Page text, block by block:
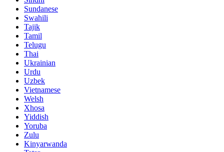
Sundanese
Swahili
Tajik
Tamil
Telugu
Thai
Ukrainian
Urdu
Uzbek
Vietnamese
Welsh
Xhosa
Yiddish
Yoruba
Zulu
Kinyarwanda